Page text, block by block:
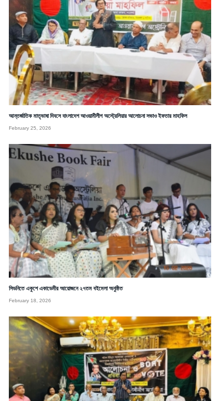
আন্তর্জাতিক মাতৃভাষা দিবসে বাংলাদেশ আওয়ামীলীগ অস্ট্রেলিয়ার আলোচনা সভাও ইফতার মাহফিল
February 25, 2026
সিডনিতে একুশে একাডেমীর আয়োজনে ২৭তম বইমেলা অনুষ্ঠিত
February 18, 2026